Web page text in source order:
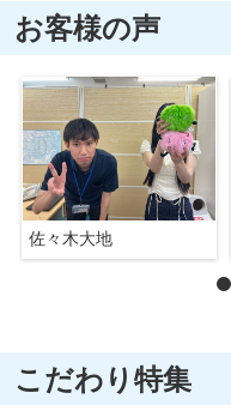
お客様の声
佐々木大地
こだわり特集